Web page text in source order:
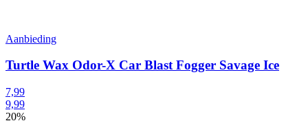
Aanbieding
Turtle Wax Odor-X Car Blast Fogger Savage Ice
7,99
9,99
20%